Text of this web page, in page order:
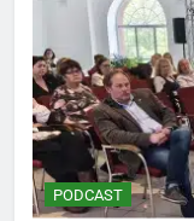
PODCAST